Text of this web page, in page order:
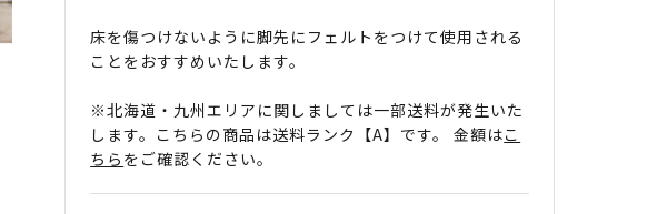
床を傷つけないように脚先にフェルトをつけて使用される
ことをおすすめいたします。
※北海道・九州エリアに関しましては一部送料が発生いた
します。こちらの商品は送料ランク【A】です。 金額はこ
ちら をご確認ください。